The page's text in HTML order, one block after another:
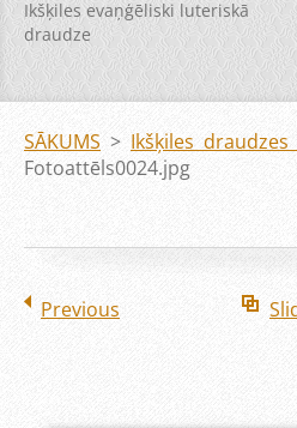
Ikšķiles evaņģēliski luteriskā
draudze
SĀKUMS > Ikšķiles
Fotoattēls0024.jpg
Previous